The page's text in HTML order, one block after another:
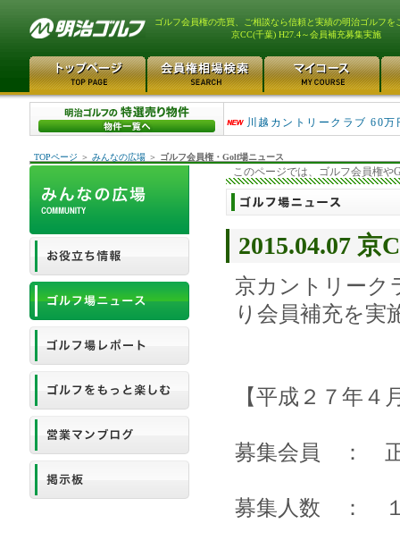
ゴルフ会員権の売買、ご相談なら信頼と実績の明治ゴルフを
京CC(千葉) H27.4～会員補充募集実施
津久井湖ゴルフ倶楽部 80万
川越カントリークラブ 60万
TOPページ ＞ みんなの広場 ＞ ゴルフ会員権・Golf場ニュース
このページでは、ゴルフ会員権や
2015.04.07 京
京カントリーク
り会員補充を実
【平成２７年４
募集会員 ： 正
募集人数 ： １